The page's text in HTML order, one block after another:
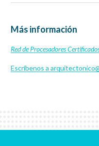
Más información
Red de Procesadores
Escríbenos a